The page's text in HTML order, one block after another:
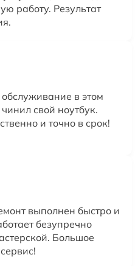
работу. Результат
в этом
свой ноутбук.
и точно в срок!
выполнен быстро и
безупречно
Большое